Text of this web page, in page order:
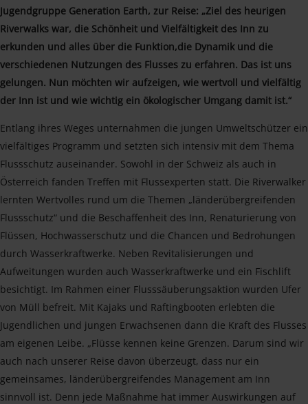
Jugendgruppe Generation Earth, zur Reise: „Ziel des heurigen
Riverwalks war, die Schönheit und Vielfältigkeit des Inn zu
erkunden und alles über die Funktion,die Dynamik und die
verschiedenen Nutzungen des Flusses zu erfahren. Das ist uns
gelungen. Nun möchten wir aufzeigen, wie wertvoll und vielfältig
der Inn ist und wie wichtig ein ökologischer Umgang damit ist.“
Entlang ihres Weges unternahmen die jungen Umweltschützer ein
vielfältiges Programm und setzten sich intensiv mit dem Thema
Flussschutz auseinander. Sowohl in der Schweiz als auch in
Österreich fanden Treffen mit Flussexperten statt. Die Riverwalker
lernten Wertvolles rund um die Themen „länderübergreifenden
Flussschutz“ und die Beschaffenheit des Inn, Renaturierung von
Flüssen, Hochwasserschutz und die Chancen und Bedrohungen
durch Wasserkraftwerke. Neben Revitalisierungen und
Aufweitungen wurden auch Wasserkraftwerke und ein Fischlift
besichtigt. Im Rahmen einer Flusssäuberungsaktion wurden Ufer
von Müll befreit. Mit Kajaks und Raftingbooten erlebten die
Jugendlichen und jungen Erwachsenen dann die Kraft des Flusses
am eigenen Leibe. „Flüsse kennen keine Grenzen. Darum sind wir
auch nach unserer Reise davon überzeugt, dass nur ein
gemeinsames, länderübergreifendes Management am Inn
sinnvoll ist. Denn jede Maßnahme hat immer Auswirkungen auf